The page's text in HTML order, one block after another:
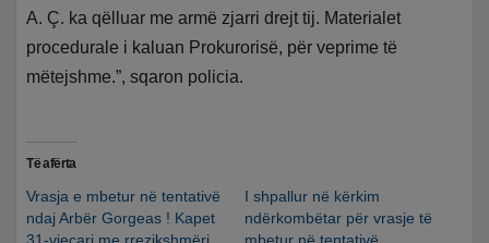
A. Ç. ka qëlluar me armë zjarri drejt tij. Materialet
procedurale i kaluan Prokurorisë, për veprime të
mëtejshme.”, sqaron policia.
Të afërta
Vrasja e mbetur në tentativë
ndaj Arbër Gorgeas ! Kapet
I shpallur në kërkim
ndërkombëtar për vrasje të